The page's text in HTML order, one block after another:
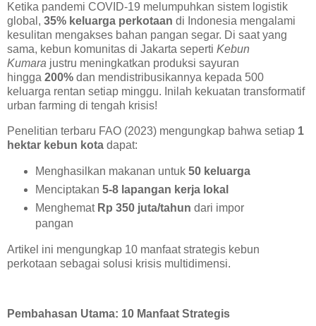
Ketika pandemi COVID-19 melumpuhkan sistem logistik
global, 35% keluarga perkotaan di Indonesia mengalami
kesulitan mengakses bahan pangan segar. Di saat yang
sama, kebun komunitas di Jakarta seperti Kebun
Kumara justru meningkatkan produksi sayuran
hingga 200% dan mendistribusikannya kepada 500
keluarga rentan setiap minggu. Inilah kekuatan transformatif
urban farming di tengah krisis!
Penelitian terbaru FAO (2023) mengungkap bahwa setiap 1
hektar kebun kota dapat:
Menghasilkan makanan untuk 50 keluarga
Menciptakan 5-8 lapangan kerja lokal
Menghemat Rp 350 juta/tahun dari impor
pangan
Artikel ini mengungkap 10 manfaat strategis kebun
perkotaan sebagai solusi krisis multidimensi.
Pembahasan Utama: 10 Manfaat Strategis